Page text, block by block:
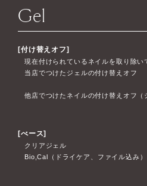
Gel
[付け替えオフ]
現在付けられているネイルを取り除い
当店でつけたジェルの付け替えオフ
他店でつけたネイルの付け替えオフ（
[べース]
クリアジェル
Bio,Cal（ドライケア、ファイル込み）